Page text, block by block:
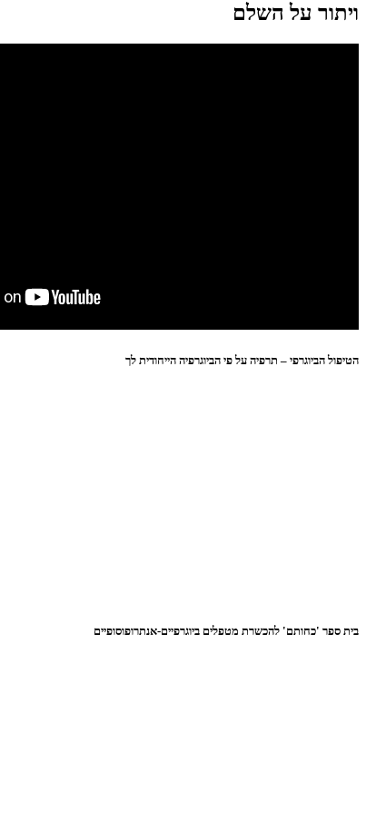
ויתור על השלם
הטיפול הביוגרפי – תרפיה על פי הביוגרפיה הייחודית לך
בית ספר 'כחותם' להכשרת מטפלים ביוגרפיים-אנתרופוסופיים